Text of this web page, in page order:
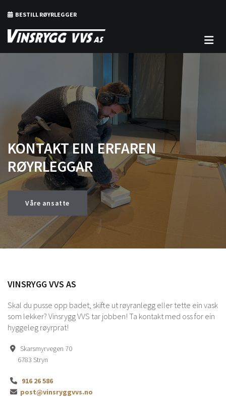
 BESTILL RØYRLEGGER
KONTAKT EIN ERFAREN
RØYRLEGGAR
Våre ansatte
VINSRYGG VVS AS
Skal du pusse opp badet, skifte ut røyranlegg eller tette ein vask
som lekker? Vinsrygg VVS tar jobben! Ta kontakt med oss for ein
hyggeleg røyrprat!

Skarsmyrvegen 70
6783 Stryn
 916 26 586
 post@vinsryggvvs.no